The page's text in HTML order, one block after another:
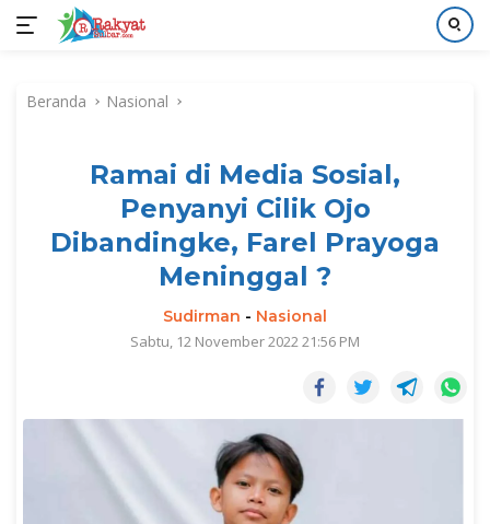
kontenBeranda Nasional
Ramai di Media Sosial,
Penyanyi Cilik Ojo
Dibandingke, Farel Prayoga
Meninggal ?
Sudirman - Nasional
Sabtu, 12 November 2022 21:56 PM